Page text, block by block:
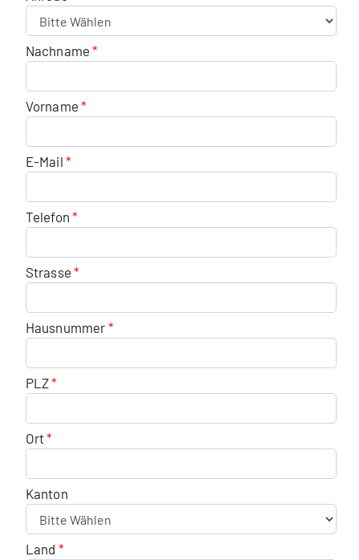
Nachname
Vorname
E-Mail
Telefon
Strasse
Hausnummer
PLZ
Ort
Kanton
Land